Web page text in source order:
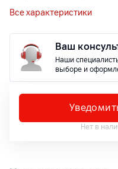
Все характеристики
Ваш
Наши
выборе и
Нет в